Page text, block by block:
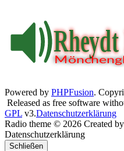
Powered by PHPFusion.
Released as free software
GPL v3.Datenschutzerklärung
Radio theme © 2026 Created by
Datenschutzerklärung
Schließen